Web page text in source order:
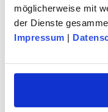
möglicherweise mit
der Dienste
Impressum |